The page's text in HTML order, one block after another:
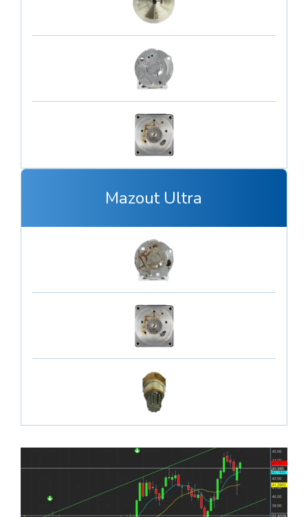
Mazout Ultra